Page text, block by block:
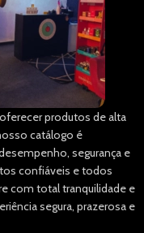
produtos de alta
catálogo é
segurança e
confiáveis e todos
com total tranquilidade e
segura, prazerosa e